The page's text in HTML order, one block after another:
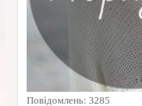
Повідомлень: 3285